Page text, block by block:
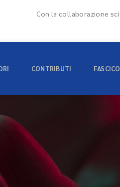
Con la collaborazione
CONTRIBUTI